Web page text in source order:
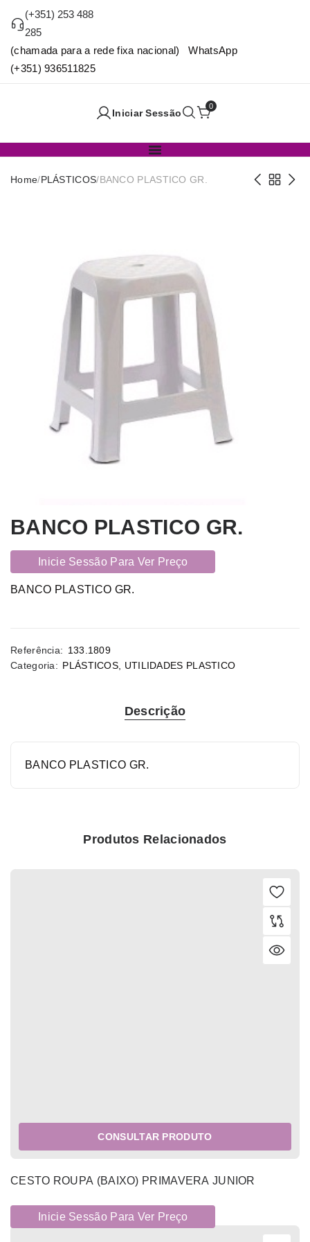
(+351) 253 488
285
(chamada para a rede fixa nacional) WhatsApp
(+351) 936511825
Iniciar Sessão
0
Home/PLÁSTICOS/BANCO PLASTICO GR.
BANCO PLASTICO GR.
Inicie Sessão Para Ver Preço
BANCO PLASTICO GR.
Referência: 133.1809
Categoria: PLÁSTICOS UTILIDADES PLASTICO
Descrição
BANCO PLASTICO GR.
Produtos Relacionados
CONSULTAR PRODUTO
CESTO ROUPA (BAIXO) PRIMAVERA JUNIOR
Inicie Sessão Para Ver Preço